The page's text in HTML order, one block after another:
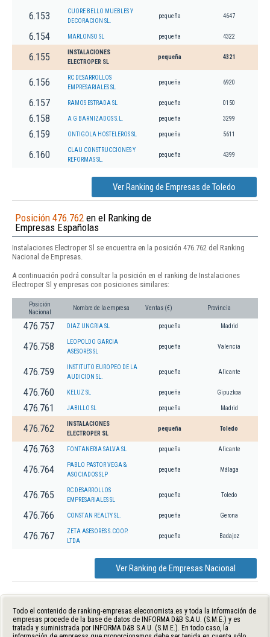
6.153
CUORE BELLO MUEBLES Y
DECORACION SL.
pequeña 4647
6.154 MARLONSO SL pequeña 4322
6.155
INSTALACIONES
ELECTROPER SL
pequeña 4321
6.156
RC DESARROLLOS
EMPRESARIALES SL
pequeña 6920
6.157 RAMOS ESTRADA SL pequeña 0150
6.158 A G BARNIZADOS S.L. pequeña 3299
6.159 ONTIGOLA HOSTELEROS SL pequeña 5611
6.160
CLAU CONSTRUCCIONES Y
REFORMAS SL.
pequeña 4399
Ver Ranking de Empresas de Toledo
Posición 476.762 en el Ranking de
Empresas Españolas
Instalaciones Electroper Sl se encuentra en la posición 476.762 del Ranking
Nacional de Empresas.
A continuación podrá consultar la posición en el ranking de Instalaciones
Electroper Sl y empresas con posiciones similares:
Posición
Nacional
Nombre de la empresa Ventas (€) Provincia
476.757 DIAZ UNGRIA SL pequeña Madrid
476.758
LEOPOLDO GARCIA
ASESORES SL
pequeña Valencia
476.759
INSTITUTO EUROPEO DE LA
AUDICION SL.
pequeña Alicante
476.760 KELUZ SL pequeña Gipuzkoa
476.761 JABILLO SL pequeña Madrid
476.762
INSTALACIONES
ELECTROPER SL
pequeña Toledo
476.763 FONTANERIA SALVA SL pequeña Alicante
476.764
PABLO PASTOR VEGA &
ASOCIADOS SLP
pequeña Málaga
476.765
RC DESARROLLOS
EMPRESARIALES SL
pequeña Toledo
476.766 CONSTAN REALTY SL. pequeña Gerona
476.767
ZETA ASESORES S.COOP.
LTDA
pequeña Badajoz
Ver Ranking de Empresas Nacional
Todo el contenido de ranking-empresas.eleconomista.es y toda la información de
empresas procede de la base de datos de INFORMA D&B S.A.U. (S.M.E.) y es
tratada y suministrada por INFORMA D&B S.A.U. (S.M.E.). En todo caso, la